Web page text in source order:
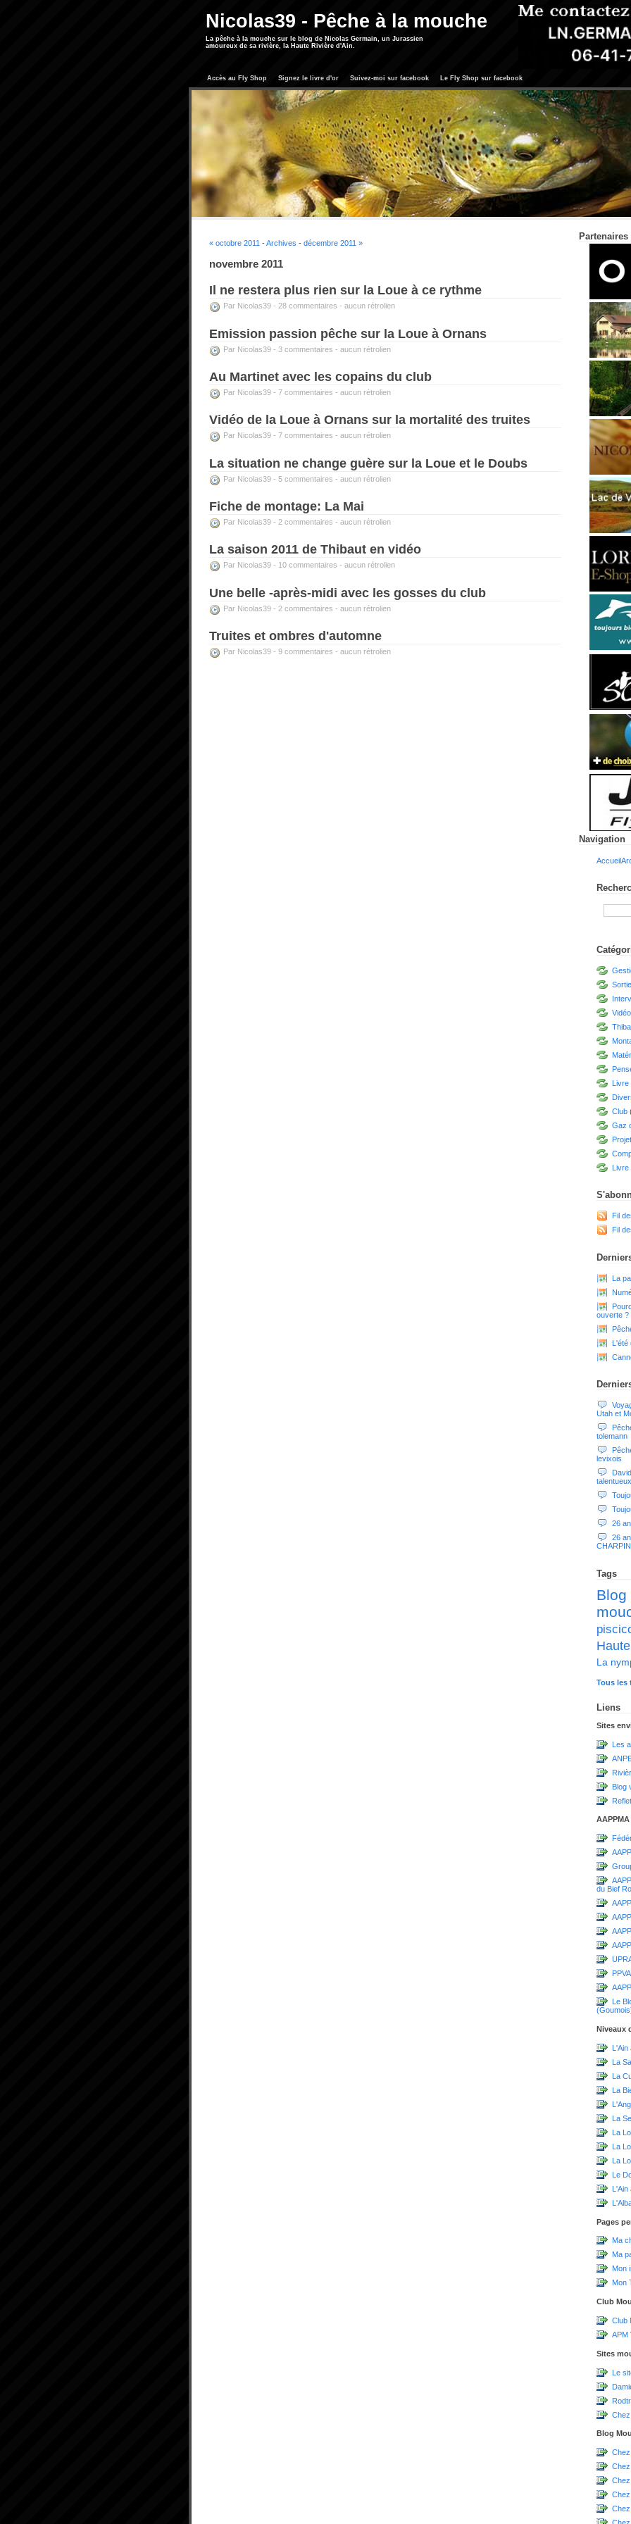
Nicolas39 - Pêche à la mouche
La pêche à la mouche sur le blog de Nicolas Germain, un Jurassien
amoureux de sa rivière, la Haute Rivière d'Ain.
Accès au Fly Shop Signez le livre d'or Suivez-moi sur facebook Le Fly Shop sur facebook
« octobre 2011 -Archives - décembre 2011 »
novembre 2011
Il ne restera plus rien sur la Loue à ce rythme
Par Nicolas39 - 28 commentaires - aucun rétrolien
Emission passion pêche sur la Loue à Ornans
Par Nicolas39 - 3 commentaires - aucun rétrolien
Au Martinet avec les copains du club
Par Nicolas39 - 7 commentaires - aucun rétrolien
Vidéo de la Loue à Ornans sur la mortalité des truites
Par Nicolas39 - 7 commentaires - aucun rétrolien
La situation ne change guère sur la Loue et le Doubs
Par Nicolas39 - 5 commentaires - aucun rétrolien
Fiche de montage: La Mai
Par Nicolas39 - 2 commentaires - aucun rétrolien
La saison 2011 de Thibaut en vidéo
Par Nicolas39 - 10 commentaires - aucun rétrolien
Une belle -après-midi avec les gosses du club
Par Nicolas39 - 2 commentaires - aucun rétrolien
Truites et ombres d'automne
Par Nicolas39 - 9 commentaires - aucun rétrolien
Partenaires
Navigation
Accueil
Livre
Club
Gaz
Livre
Fil
Fil
La
ouverte ?
L'été
Utah et
tolemann
levixois
26
26
CHARPIN
Tags
La
Tous les
Liens
Sites
Les
Blog
AAPPMA
du Bief
PPVA
Le
Niveaux
L'Ain
La
La
La
La
La
La
La
Le
L'Ain
Pages
Ma
Ma
Mon
Mon
Club
Club
APM
Sites
Le
Blog